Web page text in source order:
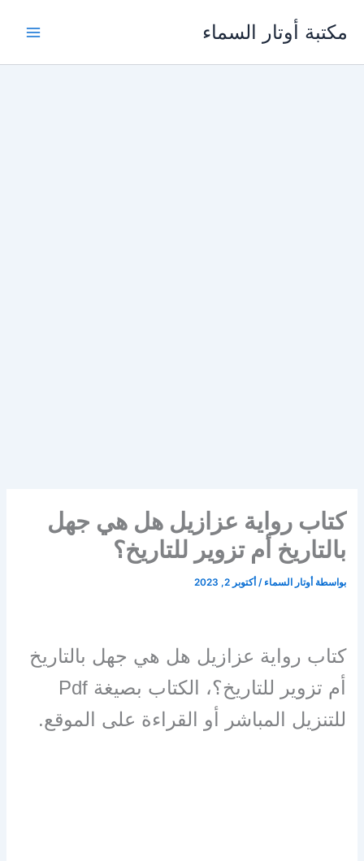
مكتبة أوتار السماء
كتاب رواية عزازيل هل هي جهل
بالتاريخ أم تزوير للتاريخ؟
بواسطة أوتار السماء/ أكتوبر 2, 2023
كتاب رواية عزازيل هل هي جهل بالتاريخ
أم تزوير للتاريخ؟،
الكتاب بصيغة Pdf
للتنزيل المباشر أو القراءة على الموقع.